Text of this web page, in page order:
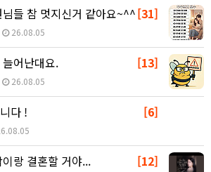
[31]
들 참 멋지신거 같아요~^^
26.08.05
[13]
어난대요.
26.08.05
[6]
다 !
[12]
랑 결혼할 거야...